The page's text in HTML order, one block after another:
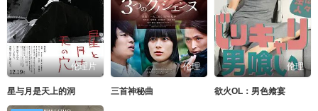
伦理片
星与月是天上的洞
伦理
三首神秘曲
伦理
欲火OL：男色飨宴